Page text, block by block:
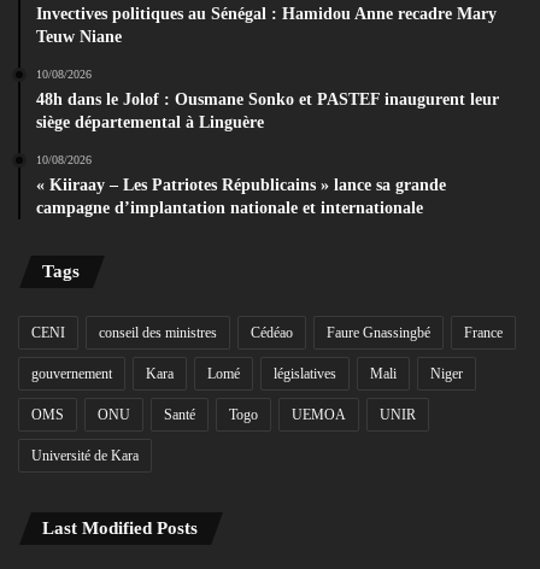
Invectives politiques au Sénégal : Hamidou Anne recadre Mary
Teuw Niane
10/08/2026
48h dans le Jolof : Ousmane Sonko et PASTEF inaugurent leur
siège départemental à Linguère
10/08/2026
« Kiiraay – Les Patriotes Républicains » lance sa grande
campagne d’implantation nationale et internationale
Tags
CENI conseil des ministres Cédéao Faure Gnassingbé France
gouvernement Kara Lomé législatives Mali Niger
OMS ONU Santé Togo UEMOA UNIR
Université de Kara
Last Modified Posts